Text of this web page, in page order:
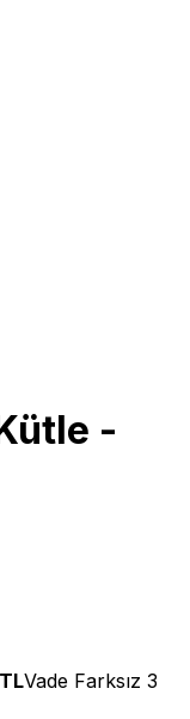
-
TLVade Farksız 3